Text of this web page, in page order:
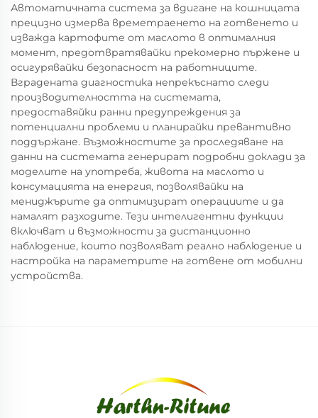
Автоматичната система за вдигане на кошницата
прецизно измерва времетраенето на готвенето и
изважда картофите от маслото в оптималния
момент, предотвратявайки прекомерно пържене и
осигурявайки безопасност на работниците.
Вградената диагностика непрекъснато следи
производителността на системата,
предоставяйки ранни предупреждения за
потенциални проблеми и планирайки превантивно
поддържане. Възможностите за проследяване на
данни на системата генерират подробни доклади за
моделите на употреба, живота на маслото и
консумацията на енергия, позволявайки на
мениджърите да оптимизират операциите и да
намалят разходите. Тези интелигентни функции
включват и възможности за дистанционно
наблюдение, които позволяват реално наблюдение и
настройка на параметрите на готвене от мобилни
устройства.